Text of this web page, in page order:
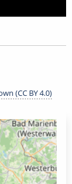
(CC BY 4.0)